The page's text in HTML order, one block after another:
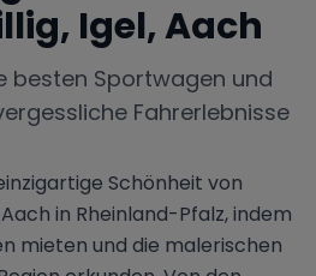
Igel, Aach
besten Sportwagen und
Fahrerlebnisse
Schönheit von
in Rheinland-Pfalz, indem
mieten und die malerischen